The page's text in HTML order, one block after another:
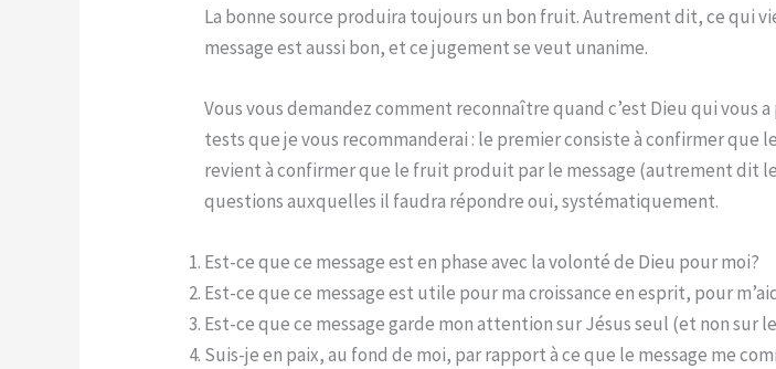
La bonne source produira toujours un bon fruit. Autrement dit, ce qui
message est aussi bon, et ce jugement se veut unanime.
Vous vous demandez comment reconnaître quand c’est Dieu qui vous
tests que je vous recommanderai : le premier consiste à confirmer
revient à confirmer que le fruit produit par le message (autrement dit
questions auxquelles il faudra répondre oui, systématiquement.
Est-ce que ce message est en phase avec la volonté de Dieu pour moi?
Est-ce que ce message est utile pour ma croissance en esprit, pour
Est-ce que ce message garde mon attention sur Jésus seul (et non
Suis-je en paix, au fond de moi, par rapport à ce que le message me